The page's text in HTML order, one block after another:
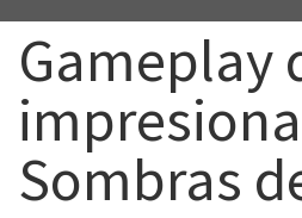
Gameplay
Sombras